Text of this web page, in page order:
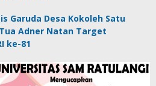
Garuda Desa Kokoleh Satu
Adner Natan Target
ke-81